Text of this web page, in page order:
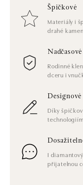
Špičkové
Materiály i
drahé
Nadčasové
Rodinné
dceru i
Designové
Díky
technologiím.
I
přijatelnou